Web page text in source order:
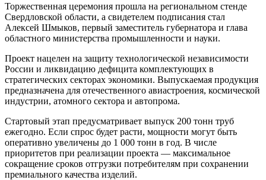
Торжественная церемония прошла на региональном стенде
Свердловской области, а свидетелем подписания стал
Алексей Шмыков, первый заместитель губернатора и глава
областного министерства промышленности и науки.
Проект нацелен на защиту технологической независимости
России и ликвидацию дефицита комплектующих в
стратегических секторах экономики. Выпускаемая продукция
предназначена для отечественного авиастроения, космической
индустрии, атомного сектора и автопрома.
Стартовый этап предусматривает выпуск 200 тонн труб
ежегодно. Если спрос будет расти, мощности могут быть
оперативно увеличены до 1 000 тонн в год. В числе
приоритетов при реализации проекта — максимальное
сокращение сроков отгрузки потребителям при сохранении
премиального качества изделий.